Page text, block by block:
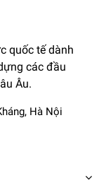
quốc tế dành
các đầu
Âu.
Hà Nội